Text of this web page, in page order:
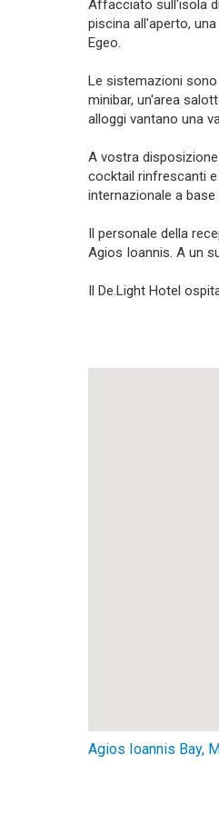
Affacciato sull'isola
piscina all'aperto,
Egeo.
Le sistemazioni sono
minibar, un'area
alloggi vantano una
A vostra
cocktail rinfrescanti
internazionale a
Il personale della
Agios Ioannis. A un
Il De.Light Hotel
Agios Ioannis Bay,